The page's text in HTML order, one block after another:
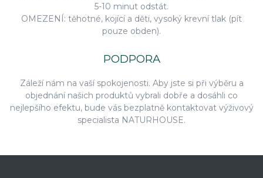
5-10 minut odstát.
OMEZENÍ: těhotné, kojící a děti, vysoký krevní tlak (pít
pouze obden).
PODPORA
Záleží nám na vaší spokojenosti. Aby jste si při výběru a
objednání našich produktů vybrali dobře a dosáhli co
nejlepšího efektu, bude vás bezplatně kontaktovat výživový
specialista NATURHOUSE.